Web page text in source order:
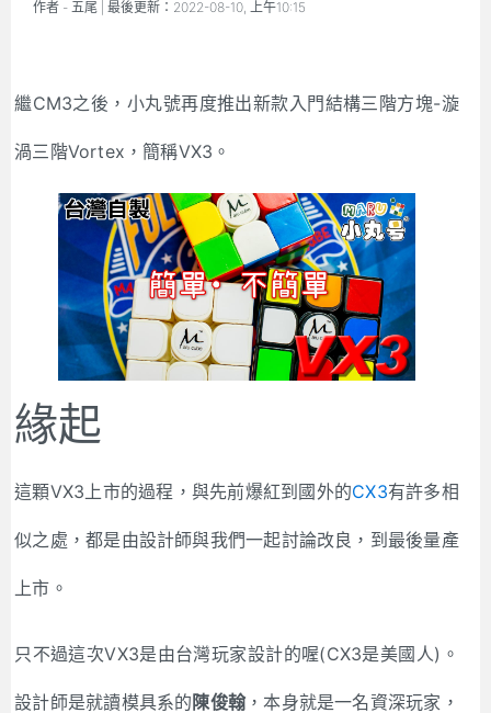
作者 - 五尾 | 最後更新： 2022-08-10, 上午10:15
繼CM3之後，小丸號再度推出新款入門結構三階方塊-漩
渦三階Vortex，簡稱VX3。
緣起
這顆VX3上市的過程，與先前爆紅到國外的CX3有許多相
似之處，都是由設計師與我們一起討論改良，到最後量產
上市。
只不過這次VX3是由台灣玩家設計的喔(CX3是美國人)。
設計師是就讀模具系的陳俊翰，本身就是一名資深玩家，